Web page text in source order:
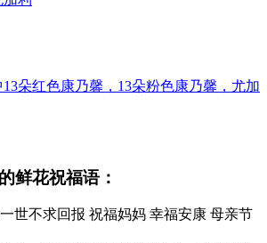
朵红色康乃馨，13朵粉色康乃馨，尤加
鲜花祝福语：
世不求回报 祝福妈妈 幸福安康 母亲节